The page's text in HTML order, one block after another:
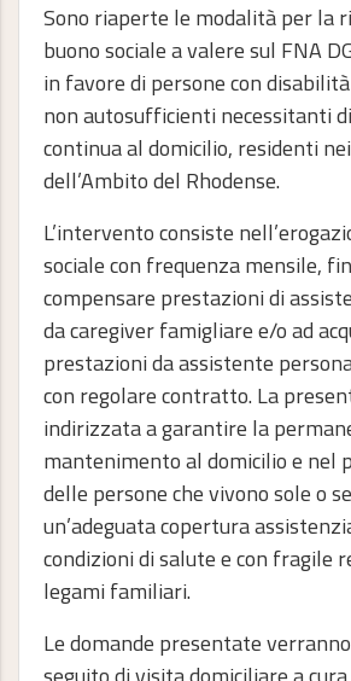
Sono riaperte le modalità per la
buono sociale a valere sul FNA
in favore di persone con
non autosufficienti necessitanti
continua al domicilio, residenti
dell’Ambito del Rhodense.
L’intervento consiste
sociale con frequenza mensile,
compensare prestazioni di
da caregiver famigliare e/o ad
prestazioni da assistente
con regolare contratto. La
indirizzata a garantire la
mantenimento al domicilio e nel
delle persone che vivono sole o
un’adeguata copertura
condizioni di salute e con fragile
legami familiari.
Le domande presentate